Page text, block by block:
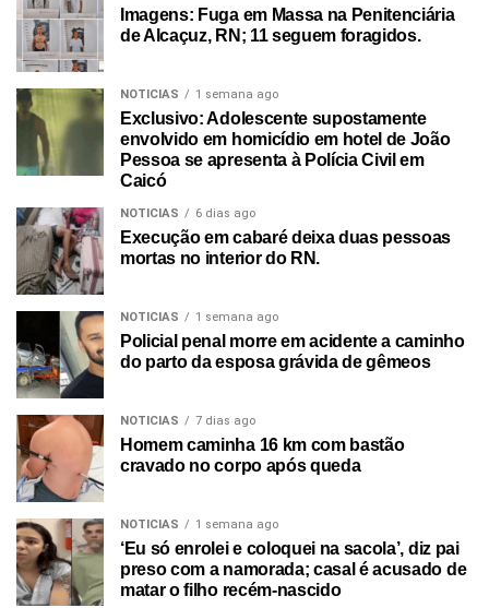
Imagens: Fuga em Massa na Penitenciária
de Alcaçuz, RN; 11 seguem foragidos.
NOTICIAS 1 semana ago
Exclusivo: Adolescente supostamente
envolvido em homicídio em hotel de João
Pessoa se apresenta à Polícia Civil em
Caicó
NOTICIAS 6 dias ago
Execução em cabaré deixa duas pessoas
mortas no interior do RN.
NOTICIAS 1 semana ago
Policial penal morre em acidente a caminho
do parto da esposa grávida de gêmeos
NOTICIAS 7 dias ago
Homem caminha 16 km com bastão
cravado no corpo após queda
NOTICIAS 1 semana ago
‘Eu só enrolei e coloquei na sacola’, diz pai
preso com a namorada; casal é acusado de
matar o filho recém-nascido